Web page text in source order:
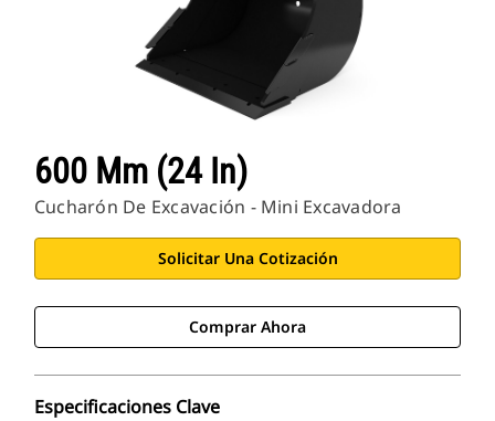
600 Mm (24 In)
Cucharón De Excavación - Mini Excavadora
Solicitar Una Cotización
Comprar Ahora
Especificaciones Clave